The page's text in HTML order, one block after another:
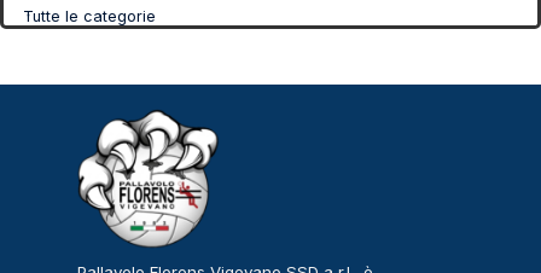
Tutte le categorie